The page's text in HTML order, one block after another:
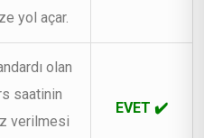
yol açar.
olan
saatinin
verilmesi
EVET ✔️